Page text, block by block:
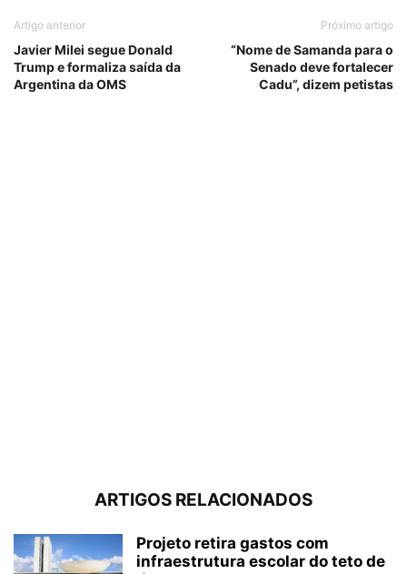
Artigo anterior
Javier Milei segue Donald
Trump e formaliza saída da
Argentina da OMS
Próximo artigo
“Nome de Samanda para o
Senado deve fortalecer
Cadu”, dizem petistas
ARTIGOS RELACIONADOS
Projeto retira gastos com
infraestrutura escolar do teto de